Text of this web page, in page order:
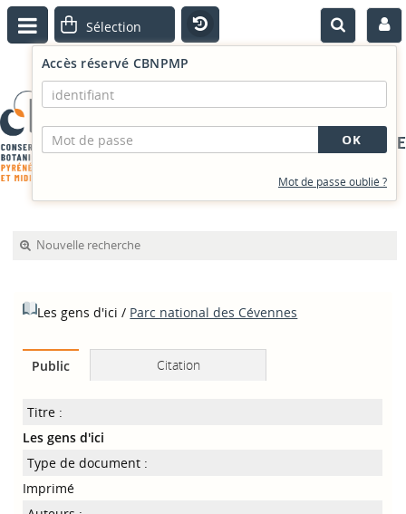
PORTAIL DOCUMENTAIRE
Accès réservé CBNPMP
Mot de passe oublié ?
Nouvelle recherche
Les gens d'ici / Parc national des Cévennes
Public Citation
Titre :
Les gens d'ici
Type de document :
Imprimé